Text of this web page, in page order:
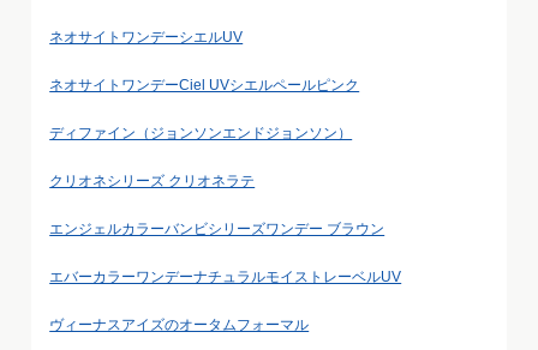
ネオサイトワンデーシエルUV
ネオサイトワンデーCiel UVシエルペールピンク
ディファイン（ジョンソンエンドジョンソン）
クリオネシリーズ クリオネラテ
エンジェルカラーバンビシリーズワンデー ブラウン
エバーカラーワンデーナチュラルモイストレーベルUV
ヴィーナスアイズのオータムフォーマル